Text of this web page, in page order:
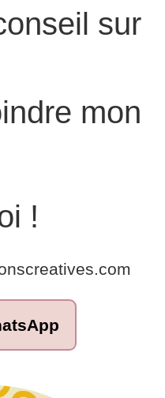
sur
mon
!